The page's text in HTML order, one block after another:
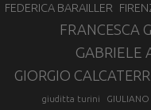
FEDERICA BARAILLER
FRANCESCA
GABRIELE
GIORGIO
giuditta turini